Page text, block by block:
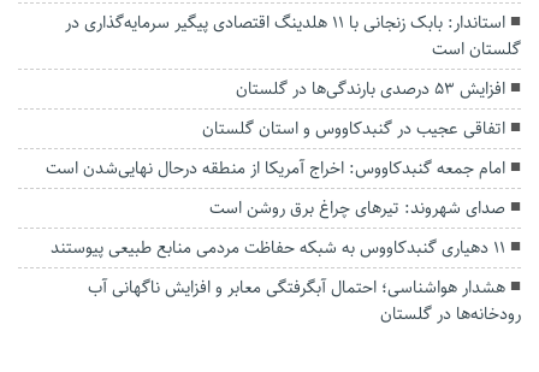
استاندار: بابک زنجانی با ۱۱ هلدینگ اقتصادی پیگیر سرمایه‌گذاری در
گلستان است
افزایش ۵۳ درصدی بارندگی‌ها در گلستان
اتفاقی عجیب در‌ گنبدکاووس و استان گلستان
امام جمعه گنبدکاووس: اخراج آمریکا از منطقه درحال نهایی‌شدن است
صدای شهروند: تیرهای چراغ برق روشن است
۱۱ دهیاری گنبدکاووس به شبکه حفاظت مردمی منابع طبیعی پیوستند
هشدار هواشناسی؛ احتمال آبگرفتگی معابر و افزایش ناگهانی آب
رودخانه‌ها در گلستان